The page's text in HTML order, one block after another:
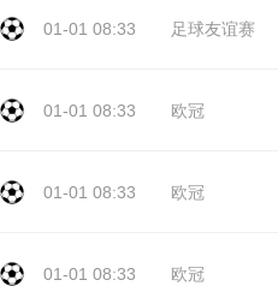
01-01 08:33 足球友谊赛
01-01 08:33 欧冠
01-01 08:33 欧冠
01-01 08:33 欧冠